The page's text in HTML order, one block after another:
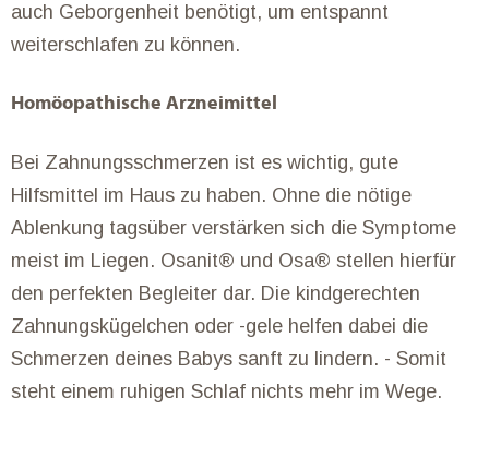
auch Geborgenheit benötigt, um entspannt
weiterschlafen zu können.
Homöopathische Arzneimittel
Bei Zahnungsschmerzen ist es wichtig, gute
Hilfsmittel im Haus zu haben. Ohne die nötige
Ablenkung tagsüber verstärken sich die Symptome
meist im Liegen. Osanit® und Osa® stellen hierfür
den perfekten Begleiter dar. Die kindgerechten
Zahnungskügelchen oder -gele helfen dabei die
Schmerzen deines Babys sanft zu lindern. - Somit
steht einem ruhigen Schlaf nichts mehr im Wege.